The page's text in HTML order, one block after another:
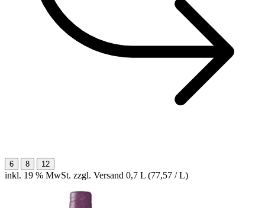
6 8 12
inkl. 19 % MwSt. zzgl. Versand 0,7 L (77,57 / L)